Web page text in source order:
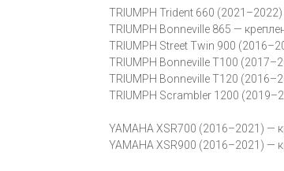
TRIUMPH Trident 660
TRIUMPH Bonneville 865 —
TRIUMPH Street Twin 900
TRIUMPH Bonneville T100
TRIUMPH Bonneville T120
TRIUMPH Scrambler 1200
YAMAHA XSR700 (2016–2021) —
YAMAHA XSR900 (2016–2021) —